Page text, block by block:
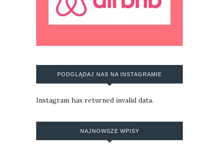
PODGLĄDAJ NAS NA INSTAGRAMIE
Instagram has returned invalid data.
NAJNOWSZE WPISY